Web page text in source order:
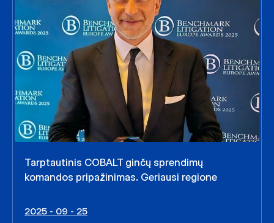
Tarptautinis COBALT ginčų sprendimų
komandos pripažinimas. Geriausi regione
2025 - 09 - 25